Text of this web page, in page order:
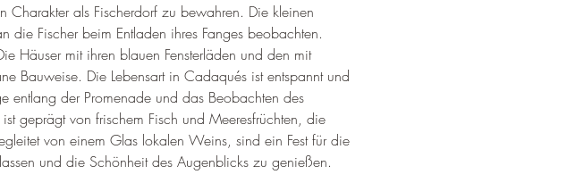
Charakter als Fischerdorf zu bewahren. Die kleinen
Fischer beim Entladen ihres Fanges beobachten.
Häuser mit ihren blauen Fensterläden und den mit
Bauweise. Die Lebensart in Cadaqués ist entspannt und
entlang der Promenade und das Beobachten des
geprägt von frischem Fisch und Meeresfrüchten, die
von einem Glas lokalen Weins, sind ein Fest für die
und die Schönheit des Augenblicks zu genießen.